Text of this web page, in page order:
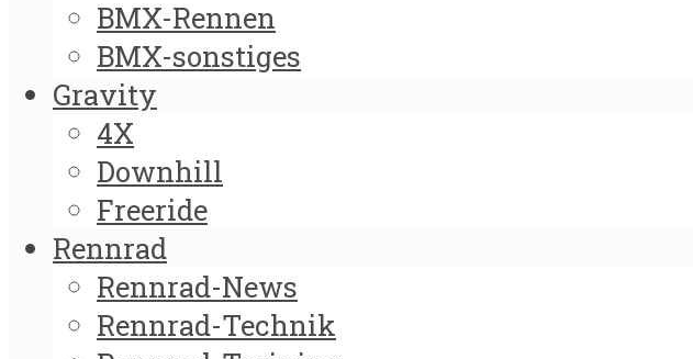
BMX-Rennen
BMX-sonstiges
Gravity
4X
Downhill
Freeride
Rennrad
Rennrad-News
Rennrad-Technik